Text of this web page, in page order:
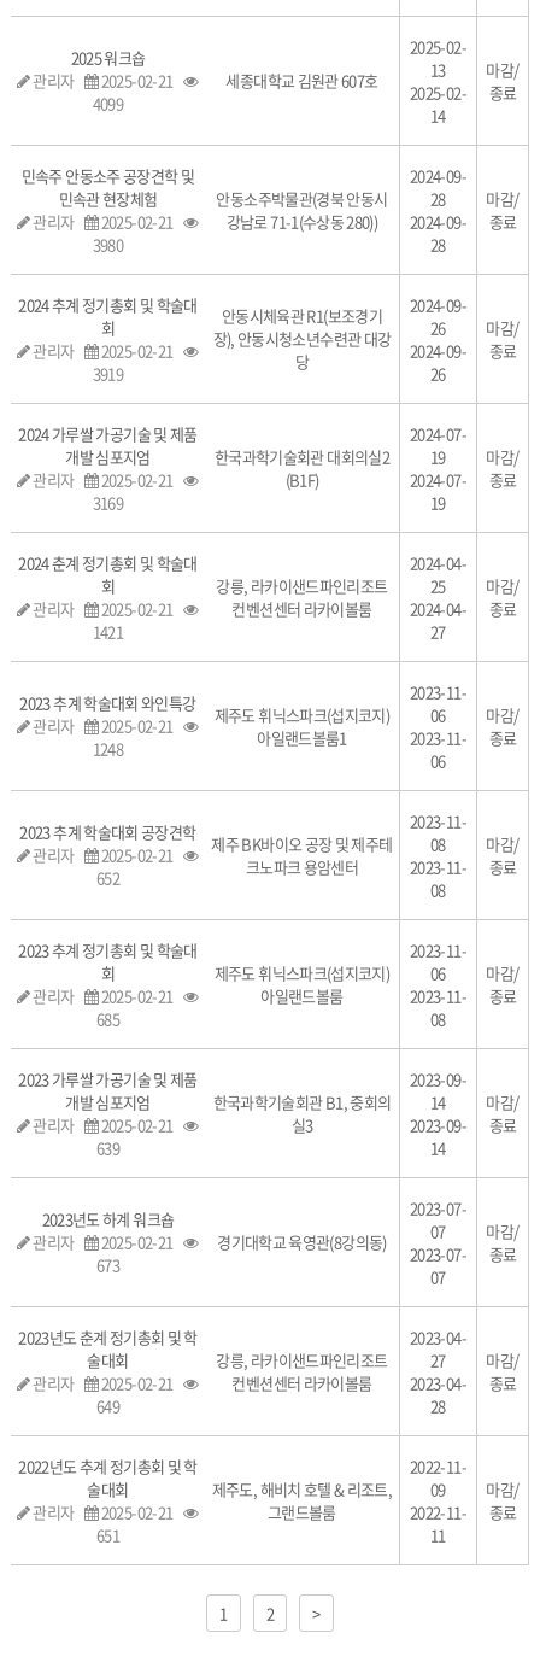
2025 워크숍
관리자
2025-02-21
4099
세종대학교 김원관 607호
2025-02-
13
2025-02-
14
마감/
종료
민속주 안동소주 공장견학 및
민속관 현장체험
관리자
2025-02-21
3980
안동소주박물관(경북 안동시
강남로 71-1(수상동 280))
2024-09-
28
2024-09-
28
마감/
종료
2024 추계 정기총회 및 학술대
회
관리자
2025-02-21
3919
안동시체육관 R1(보조경기
장), 안동시청소년수련관 대강
당
2024-09-
26
2024-09-
26
마감/
종료
2024 가루쌀 가공기술 및 제품
개발 심포지엄
관리자
2025-02-21
3169
한국과학기술회관 대회의실2
(B1F)
2024-07-
19
2024-07-
19
마감/
종료
2024 춘계 정기총회 및 학술대
회
관리자
2025-02-21
1421
강릉, 라카이샌드파인리조트
컨벤션센터 라카이볼룸
2024-04-
25
2024-04-
27
마감/
종료
2023 추계 학술대회 와인특강
관리자
2025-02-21
1248
제주도 휘닉스파크(섭지코지)
아일랜드볼룸1
2023-11-
06
2023-11-
06
마감/
종료
2023 추계 학술대회 공장견학
관리자
2025-02-21
652
제주 BK바이오 공장 및 제주테
크노파크 용암센터
2023-11-
08
2023-11-
08
마감/
종료
2023 추계 정기총회 및 학술대
회
관리자
2025-02-21
685
제주도 휘닉스파크(섭지코지)
아일랜드볼룸
2023-11-
06
2023-11-
08
마감/
종료
2023 가루쌀 가공기술 및 제품
개발 심포지엄
관리자
2025-02-21
639
한국과학기술회관 B1, 중회의
실3
2023-09-
14
2023-09-
14
마감/
종료
2023년도 하계 워크숍
관리자
2025-02-21
673
경기대학교 육영관(8강의동)
2023-07-
07
2023-07-
07
마감/
종료
2023년도 춘계 정기총회 및 학
술대회
관리자
2025-02-21
649
강릉, 라카이샌드파인리조트
컨벤션센터 라카이볼룸
2023-04-
27
2023-04-
28
마감/
종료
2022년도 추계 정기총회 및 학
술대회
관리자
2025-02-21
651
제주도, 해비치 호텔 & 리조트,
그랜드볼룸
2022-11-
09
2022-11-
11
마감/
종료
1 2 >